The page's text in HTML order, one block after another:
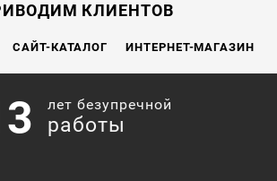
КЛИЕНТОВ
САЙТ-КАТАЛОГ ИНТЕРНЕТ-МАГАЗИН
лет безупречной
работы